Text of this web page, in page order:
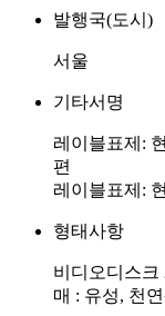
발행국(도시)
서울
기타서명
레이블표제:
편
레이블표제:
형태사항
비디오디스크
매 : 유성, 천